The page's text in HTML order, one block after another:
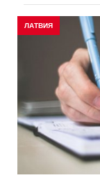
ЛАТВИЯ